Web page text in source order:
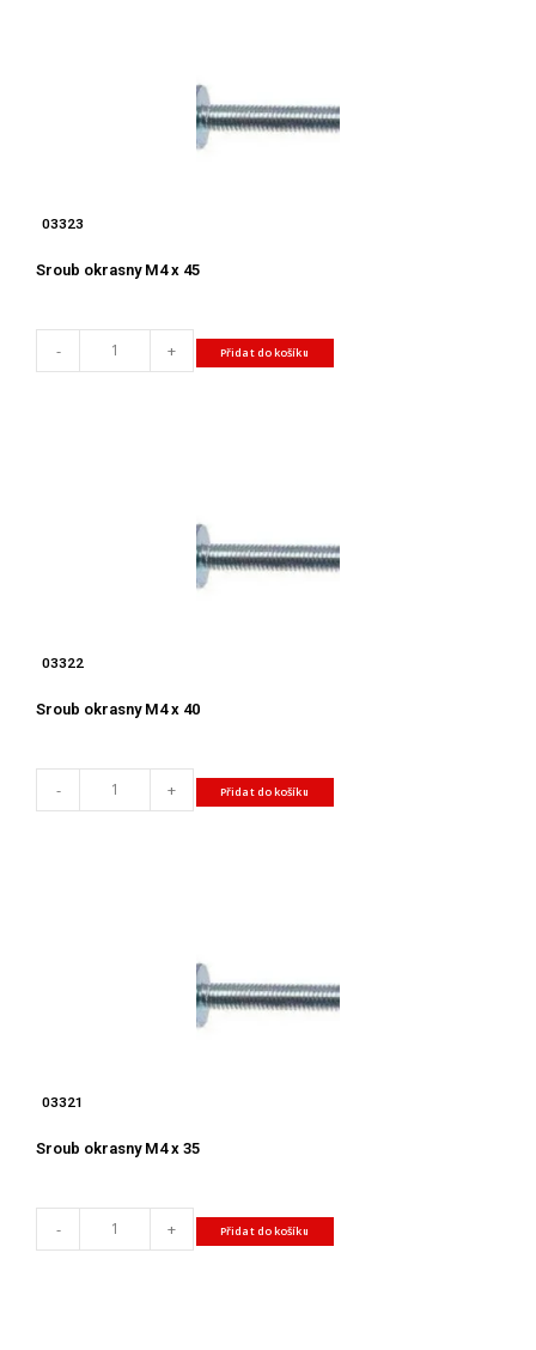
03323
Sroub okrasny M4 x 45
- + Přidat do košíku
03322
Sroub okrasny M4 x 40
- + Přidat do košíku
03321
Sroub okrasny M4 x 35
- + Přidat do košíku